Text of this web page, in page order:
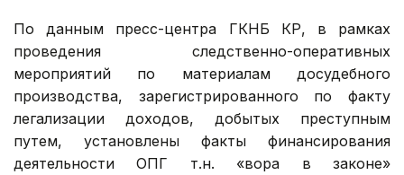
По данным пресс-центра ГКНБ КР, в рамках
проведения следственно-оперативных
мероприятий по материалам досудебного
производства, зарегистрированного по факту
легализации доходов, добытых преступным
путем, установлены факты финансирования
деятельности ОПГ т.н. «вора в законе»